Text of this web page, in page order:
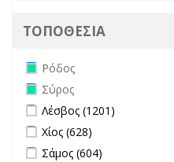
ΤΟΠΟΘΕΣΙΑ
Remove Ρόδος filter
Ρόδος
Remove Σύρος filter
Σύρος
Apply Λέσβος filter
Λέσβος (1201)
Apply Χίος filter
Χίος (628)
Apply Σάμος filter
Σάμος (604)